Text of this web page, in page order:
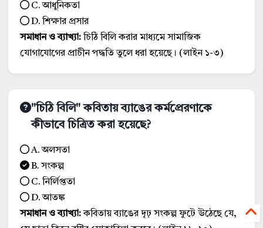
C. আধুনিকতা
D. শিক্ষার প্রসার
সমাধান ও ব্যাখ্যা:চিঠি বিলি করার মাধ্যমে সামাজিক
যোগাযোগের প্রাচীন পদ্ধতি তুলে ধরা হয়েছে। (লাইন ১-৩)
"চিঠি বিলি" কবিতায় ব্যাঙের কর্মপ্রেরণাকে
কীভাবে চিত্রিত করা হয়েছে?
A. অলসতা
B. সংকল্প
C. নির্লিপ্ততা
D. আতঙ্ক
সমাধান ও ব্যাখ্যা:কবিতায় ব্যাঙের দৃঢ় সংকল্প ফুটে উঠেছে যে,